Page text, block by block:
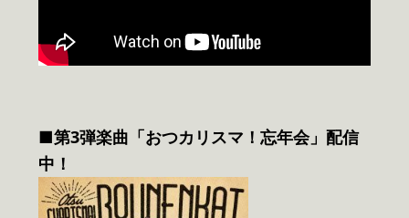
■第3弾楽曲「おつカリスマ！忘年会」配信
中！